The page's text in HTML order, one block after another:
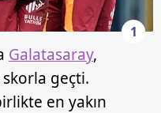
1
Galatasaray,
geçti.
en yakın